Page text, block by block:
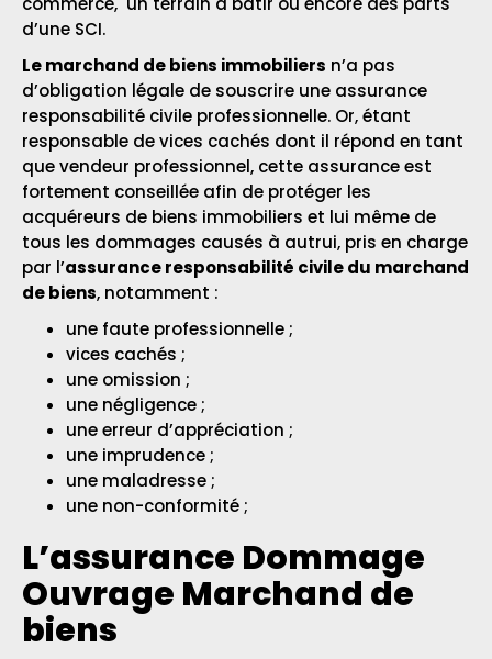
d’une SCI.
Le marchand de biens immobiliers n’a pas
d’obligation légale de souscrire une assurance
responsabilité civile professionnelle. Or, étant
responsable de vices cachés dont il répond en tant
que vendeur professionnel, cette assurance est
fortement conseillée afin de protéger les
acquéreurs de biens immobiliers et lui même de
tous les dommages causés à autrui, pris en charge
par l’assurance responsabilité civile du marchand
de biens, notamment :
une faute professionnelle ;
vices cachés ;
une omission ;
une négligence ;
une erreur d’appréciation ;
une imprudence ;
une maladresse ;
une non-conformité ;
L’assurance Dommage
Ouvrage Marchand de
biens